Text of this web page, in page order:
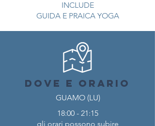
INCLUDE
GUIDA E PRAICA YOGA
DOVE E ORARIO
GUAMO (LU)
18:00 - 21:15
gli orari possono subire